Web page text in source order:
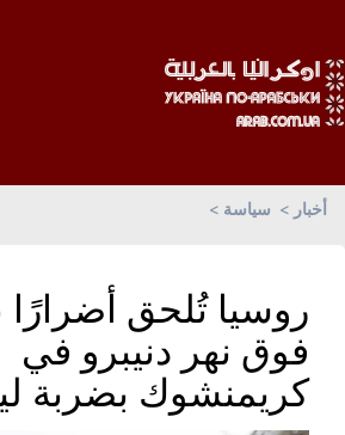
أخبار سياسة
روسيا تُلحق
فوق نهر دنيبرو في
كريمنشوك بضربة